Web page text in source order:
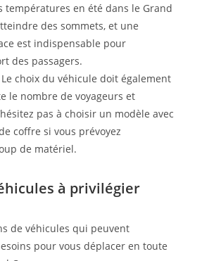
températures en été dans le Grand
des sommets, et une
est indispensable pour
des passagers.
Le choix du véhicule doit également
le nombre de voyageurs et
pas à choisir un modèle avec
coffre si vous prévoyez
de matériel.
à privilégier
de véhicules qui peuvent
pour vous déplacer en toute